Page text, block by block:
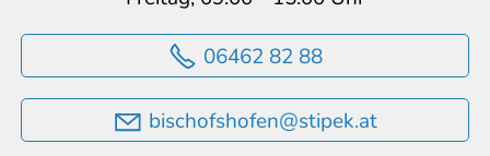
06462 82 88
bsch fsh f n stp k t